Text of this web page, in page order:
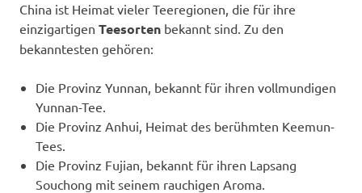
China ist Heimat vieler Teeregionen, die für ihre
einzigartigen Teesorten bekannt sind. Zu den
bekanntesten gehören:
Die Provinz Yunnan, bekannt für ihren vollmundigen
Yunnan-Tee.
Die Provinz Anhui, Heimat des berühmten Keemun-
Tees.
Die Provinz Fujian, bekannt für ihren Lapsang
Souchong mit seinem rauchigen Aroma.